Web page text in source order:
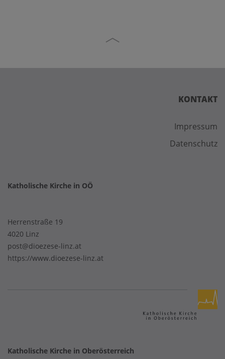
KONTAKT
Impressum
Datenschutz
Katholische Kirche in OÖ
Herrenstraße 19
4020 Linz
post@dioezese-linz.at
https://www.dioezese-linz.at
Katholische Kirche in Oberösterreich